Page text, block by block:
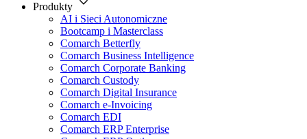
Produkty
AI i Sieci Autonomiczne
Bootcamp i Masterclass
Comarch Betterfly
Comarch Business Intelligence
Comarch Corporate Banking
Comarch Custody
Comarch Digital Insurance
Comarch e-Invoicing
Comarch EDI
Comarch ERP Enterprise